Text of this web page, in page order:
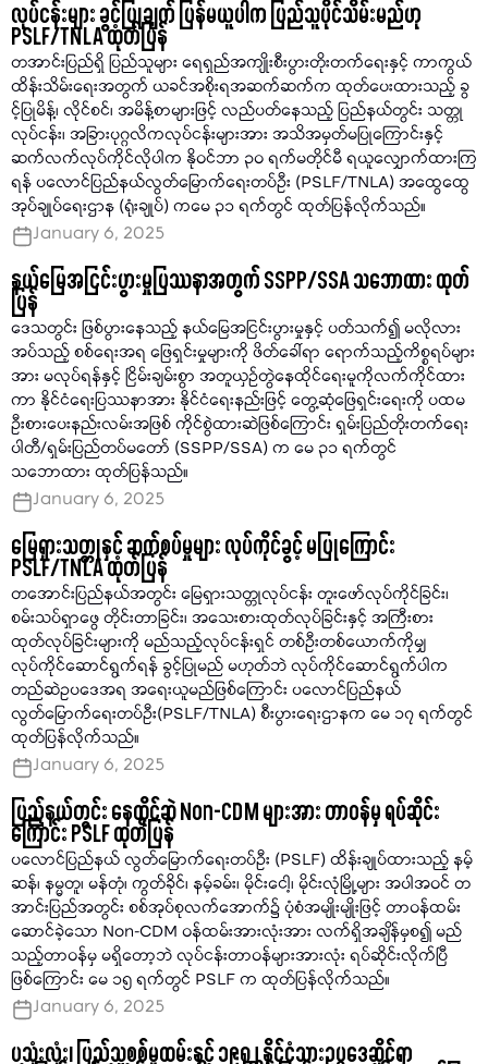
လုပ်ငန်းများ ခွင့်ပြုချက် ပြန်မယူပါက ပြည်သူပိုင်သိမ်းမည်ဟု
PSLF/TNLA ထုတ်ပြန်
တအာင်းပြည်ရှိ ပြည်သူများ ရေရှည်အကျိုးစီးပွားတိုးတက်ရေးနှင့် ကာကွယ်
ထိန်းသိမ်းရေးအတွက် ယခင်အစိုးရအဆက်ဆက်က ထုတ်ပေးထားသည့် ခွ
င့်ပြုမိန့်၊ လိုင်စင်၊ အမိန့်စာများဖြင့် လည်ပတ်နေသည့် ပြည်နယ်တွင်း သတ္တု
လုပ်ငန်း၊ အခြားပုဂ္ဂလိကလုပ်ငန်းများအား အသိအမှတ်မပြုကြောင်းနှင့်
ဆက်လက်လုပ်ကိုင်လိုပါက နိုဝင်ဘာ ၃၀ ရက်မတိုင်မီ ရယူလျှောက်ထားကြ
ရန် ပလောင်ပြည်နယ်လွတ်မြောက်ရေးတပ်ဦး (PSLF/TNLA) အထွေထွေ
အုပ်ချုပ်ရေးဌာန (ရုံးချုပ်) ကမေ ၃၁ ရက်တွင် ထုတ်ပြန်လိုက်သည်။
January 6, 2025
နယ်မြေအငြင်းပွားမှုပြဿနာအတွက် SSPP/SSA သဘောထား ထုတ်
ပြန်
ဒေသတွင်း ဖြစ်ပွားနေသည့် နယ်မြေအငြင်းပွားမှုနှင့် ပတ်သက်၍ မလိုလား
အပ်သည့် စစ်ရေးအရ ဖြေရှင်းမှုများကို ဖိတ်ခေါ်ရာ ရောက်သည့်ကိစ္စရပ်များ
အား မလုပ်ရန်နှင့် ငြိမ်းချမ်းစွာ အတူယှဉ်တွဲနေထိုင်ရေးမူကိုလက်ကိုင်ထား
ကာ နိုင်ငံရေးပြဿနာအား နိုင်ငံရေးနည်းဖြင့် တွေ့ဆုံဖြေရှင်းရေးကို ပထမ
ဦးစားပေးနည်းလမ်းအဖြစ် ကိုင်စွဲထားဆဲဖြစ်ကြောင်း ရှမ်းပြည်တိုးတက်ရေး
ပါတီ/ရှမ်းပြည်တပ်မတော် (SSPP/SSA) က မေ ၃၁ ရက်တွင်
သဘောထား ထုတ်ပြန်သည်။
January 6, 2025
မြေရှားသတ္တုနှင့် ဆက်စပ်မှုများ လုပ်ကိုင်ခွင့် မပြုကြောင်း
PSLF/TNLA ထုတ်ပြန်
တအောင်းပြည်နယ်အတွင်း မြေရှားသတ္တုလုပ်ငန်း တူးဖော်လုပ်ကိုင်ခြင်း၊
စမ်းသပ်ရှာဖွေ တိုင်းတာခြင်း၊ အသေးစားထုတ်လုပ်ခြင်းနှင့် အကြီးစား
ထုတ်လုပ်ခြင်းများကို မည်သည့်လုပ်ငန်းရှင် တစ်ဦးတစ်ယောက်ကိုမျှ
လုပ်ကိုင်ဆောင်ရွက်ရန် ခွင့်ပြုမည် မဟုတ်ဘဲ လုပ်ကိုင်ဆောင်ရွက်ပါက
တည်ဆဲဥပဒေအရ အရေးယူမည်ဖြစ်ကြောင်း ပလောင်ပြည်နယ်
လွတ်မြောက်ရေးတပ်ဦး(PSLF/TNLA) စီးပွားရေးဌာနက မေ ၁၇ ရက်တွင်
ထုတ်ပြန်လိုက်သည်။
January 6, 2025
ပြည်နယ်တွင်း နေထိုင်ဆဲ Non-CDM များအား တာဝန်မှ ရပ်ဆိုင်း
ကြောင်း PSLF ထုတ်ပြန်
ပလောင်ပြည်နယ် လွတ်မြောက်ရေးတပ်ဦး (PSLF) ထိန်းချုပ်ထားသည့် နမ့်
ဆန်၊ နမ္မတူ၊ မန်တုံ၊ ကွတ်ခိုင်၊ နမ့်ခမ်း၊ မိုင်းငေါ့၊ မိုင်းလုံမြို့များ အပါအဝင် တ
အာင်းပြည်အတွင်း စစ်အုပ်စုလက်အောက်၌ ပုံစံအမျိုးမျိုးဖြင့် တာဝန်ထမ်း
ဆောင်ခဲ့သော Non-CDM ဝန်ထမ်းအားလုံးအား လက်ရှိအချိန်မှစ၍ မည်
သည့်တာဝန်မှ မရှိတော့ဘဲ လုပ်ငန်းတာဝန်များအားလုံး ရပ်ဆိုင်းလိုက်ပြီ
ဖြစ်ကြောင်း မေ ၁၅ ရက်တွင် PSLF က ထုတ်ပြန်လိုက်သည်။
January 6, 2025